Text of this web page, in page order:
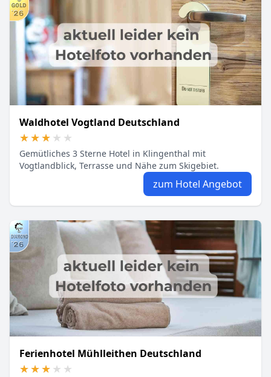
Waldhotel Vogtland Deutschland
★★★★★
★★★★★
Gemütliches 3 Sterne Hotel in Klingenthal mit
Vogtlandblick, Terrasse und Nähe zum Skigebiet.
zum Hotel Angebot
Ferienhotel Mühlleithen Deutschland
★★★★★
★★★★★